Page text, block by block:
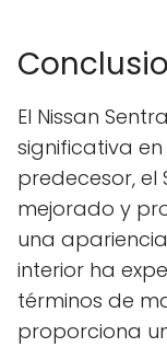
El Nissan
significativa
predecesor, el
mejorado y
una
interior ha
términos de
proporciona